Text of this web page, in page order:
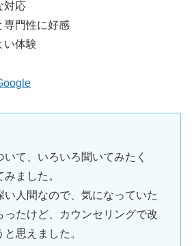
対応
専門性に好感
い体験
て、いろいろ聞いてみたく
ました。
い人間なので、気になっていた
ったけど、カウンセリングで改
思えました。